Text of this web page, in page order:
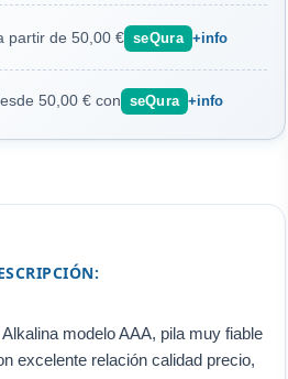
partir de 50,00 € seQura +info
50,00 € con seQura +info
modelo AAA, pila muy fiable
excelente relación calidad precio,